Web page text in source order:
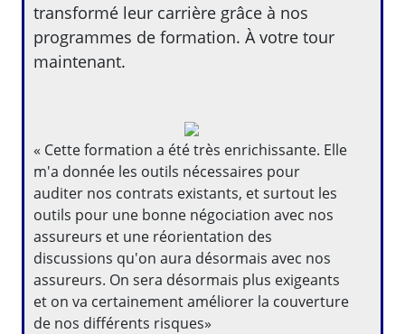
transformé leur carrière grâce à nos
programmes de formation. À votre tour
maintenant.
« Cette formation a été très enrichissante. Elle
m'a donnée les outils nécessaires pour
auditer nos contrats existants, et surtout les
outils pour une bonne négociation avec nos
assureurs et une réorientation des
discussions qu'on aura désormais avec nos
assureurs. On sera désormais plus exigeants
et on va certainement améliorer la couverture
de nos différents risques»